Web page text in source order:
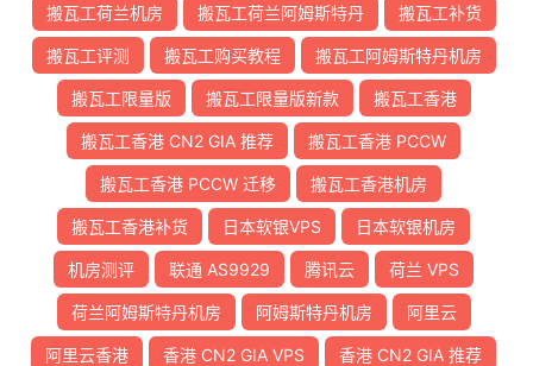
搬瓦工荷兰机房 搬瓦工荷兰阿姆斯特丹 搬瓦工补货
搬瓦工评测 搬瓦工购买教程 搬瓦工阿姆斯特丹机房
搬瓦工限量版 搬瓦工限量版新款 搬瓦工香港
搬瓦工香港 CN2 GIA 推荐 搬瓦工香港 PCCW
搬瓦工香港 PCCW 迁移 搬瓦工香港机房
搬瓦工香港补货 日本软银VPS 日本软银机房
机房测评 联通 AS9929 腾讯云 荷兰 VPS
荷兰阿姆斯特丹机房 阿姆斯特丹机房 阿里云
阿里云香港 香港 CN2 GIA VPS 香港 CN2 GIA 推荐